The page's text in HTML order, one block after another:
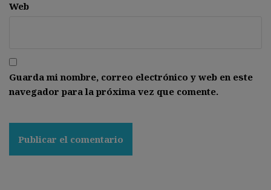
Web
Guarda mi nombre, correo electrónico y web en este
navegador para la próxima vez que comente.